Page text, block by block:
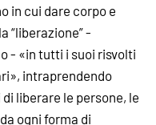
in cui dare corpo e
“liberazione” -
- «in tutti i suoi risvolti
intraprendendo
liberare le persone, le
ogni forma di